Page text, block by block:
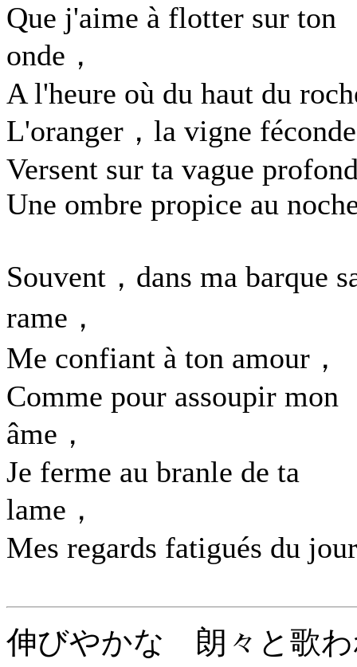
Que j'aime à flotter sur ton
onde，
A l'heure où du haut du
L'oranger，la vigne
Versent sur ta vague
Une ombre propice au
Souvent，dans ma barque
rame，
Me confiant à ton amour，
Comme pour assoupir mon
âme，
Je ferme au branle de ta
lame，
Mes regards fatigués du
伸びやかな 朗々と歌わ